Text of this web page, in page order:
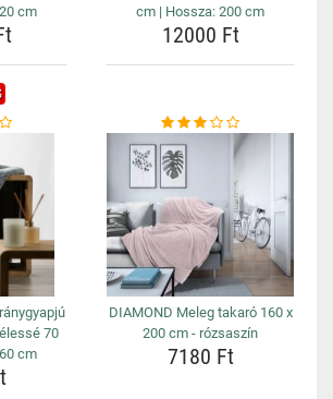
cm
cm | Hossza: 200 cm
12000 Ft
70
cm
DIAMOND Meleg takaró 160 x
200 cm - rózsaszín
7180 Ft